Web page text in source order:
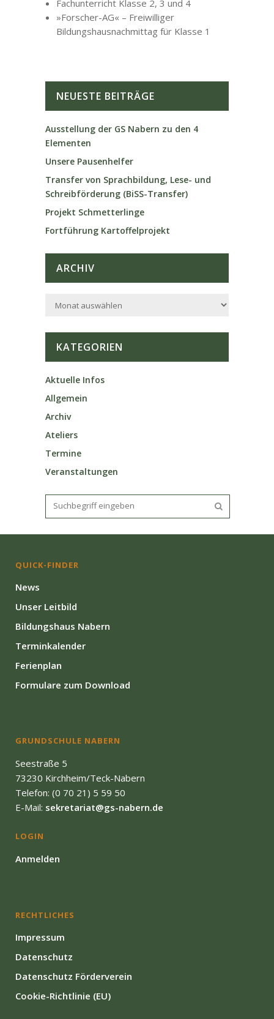
Fachunterricht Klasse 2, 3 und 4
»Forscher-AG« – Freiwilliger
Bildungshausnachmittag für Klasse 1
NEUESTE BEITRÄGE
Ausstellung der GS Nabern zu den 4
Elementen
Unsere Pausenhelfer
Transfer von Sprachbildung, Lese- und
Schreibförderung (BiSS-Transfer)
Projekt Schmetterlinge
Fortführung Kartoffelprojekt
ARCHIV
KATEGORIEN
Aktuelle Infos
Allgemein
Archiv
Ateliers
Termine
Veranstaltungen
QUICK-FINDER
News
Unser Leitbild
Bildungshaus Nabern
Terminkalender
Ferienplan
Formulare zum Download
GRUNDSCHULE NABERN
Seestraße 5
73230 Kirchheim/Teck-Nabern
Telefon: (0 70 21) 5 59 50
E-Mail: sekretariat@gs-nabern.de
LOGIN
Anmelden
RECHTLICHES
Impressum
Datenschutz
Datenschutz Förderverein
Cookie-Richtlinie (EU)